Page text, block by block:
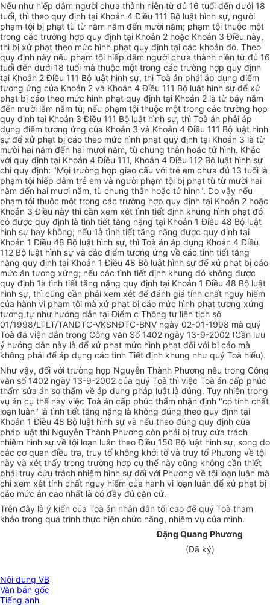
Nếu như hiếp dâm người chưa thành niên từ đủ 16 tuổi đến dưới 18
tuổi, thì theo quy định tại Khoản 4 Điều 111 Bộ luật hình sự, người
phạm tội bị phạt tù từ năm năm đến mười năm; phạm tội thuộc một
trong các trường hợp quy định tại Khoản 2 hoặc Khoản 3 Điều này,
thì bị xử phạt theo mức hình phạt quy định tại các khoản đó. Theo
quy định này nếu phạm tội hiếp dâm người chưa thành niên từ đủ 16
tuổi đến dưới 18 tuổi mà thuộc một trong các trường hợp quy định
tại Khoản 2 Điều 111 Bộ luật hình sự, thì Toà án phải áp dụng điểm
tương ứng của Khoản 2 và Khoản 4 Điều 111 Bộ luật hình sự để xử
phạt bị cáo theo mức hình phạt quy định tại Khoản 2 là từ bảy năm
đến mười lăm năm tù; nếu phạm tội thuộc một trong các trường hợp
quy định tại Khoản 3 Điều 111 Bộ luật hình sự, thì Toà án phải áp
dụng điểm tương ứng của Khoản 3 và Khoản 4 Điều 111 Bộ luật hình
sự để xử phạt bị cáo theo mức hình phạt quy định tại Khoản 3 là từ
mười hai năm đến hai mươi năm, tù chung thân hoặc tử hình. Khác
với quy định tại Khoản 4 Điều 111, Khoản 4 Điều 112 Bộ luật hình sự
chỉ quy định: "Mọi trường hợp giao cấu với trẻ em chưa đủ 13 tuổi là
phạm tội hiếp dâm trẻ em và người phạm tội bị phạt tù từ mười hai
năm đến hai mươi năm, tù chung thân hoặc tử hình". Do vậy nếu
phạm tội thuộc một trong các trường hợp quy định tại Khoản 2 hoặc
Khoản 3 Điều này thì cần xem xét tình tiết định khung hình phạt đó
có được quy định là tình tiết tăng nặng tại Khoản 1 Điều 48 Bộ luật
hình sự hay không; nếu 1à tình tiết tăng nặng được quy định tại
Khoản 1 Điều 48 Bộ luật hình sự, thì Toà án áp dụng Khoản 4 Điều
112 Bộ luật hình sự và các điểm tương ứng về các tình tiết tăng
nặng quy định tại Khoản 1 Điều 48 Bộ luật hình sự để xử phạt bị cáo
mức án tương xứng; nếu các tình tiết định khung đó không được
quy định 1à tình tiết tăng nặng quy định tại Khoản 1 Điều 48 Bộ luật
hình sự, thì cũng cần phải xem xét để đánh giá tính chất nguy hiểm
của hành vi phạm tội mà xử phạt bị cáo mức hình phạt tương xứng
tương tự như hướng dẫn tại Điểm c Thông tư liên tịch số
01/1998/LTLT/TANDTC-VKSNĐTC-BNV ngày 02-01-1998 mà quý
Toà đã viện dẫn trong Công văn Số 1402 ngày 13-9-2002 (Cần lưu
ý hướng dẫn này là để xử phạt mức hình phạt đối với bị cáo mà
không phải để áp dụng các tình Tiết định khung như quý Toà hiểu).
Như vậy, đối với trường hợp Nguyễn Thành Phương nêu trong Công
văn số 1402 ngày 13-9-2002 của quý Toà thì việc Toà án cấp phúc
thẩm sửa án sơ thẩm về áp dụng pháp luật là đúng. Tuy nhiên trong
vụ án cụ thể này việc Toà án cấp phúc thẩm nhận định "có tính chất
loạn luân" là tình tiết tăng nặng là không đúng theo quy định tại
Khoản 1 Điều 48 Bộ luật hình sự và nếu theo đúng quy định của
pháp luật thì Nguyễn Thành Phương còn phải bị truy cứa trách
nhiệm hình sự về tội loạn luân theo Điều 150 Bộ luật hình sự, song do
các cơ quan điều tra, truy tố không khởi tố và truy tố Phương về tội
này và xét thấy trong trường hợp cụ thể này cũng không cần thiết
phải truy cứu trách nhiệm hình sự đối với Phương về tội loạn luân mà
chỉ xem xét tính chất nguy hiểm của hành vi loạn luân để xử phạt bị
cáo mức án cao nhất là có đầy đủ căn cứ.
Trên đây là ý kiến của Toà án nhân dân tối cao để quý Toà tham
khảo trong quá trình thực hiện chức năng, nhiệm vụ của mình.
Đặng Quang Phương
(Đã ký)
Nội dung VB
Văn bản gốc
Tiếng anh